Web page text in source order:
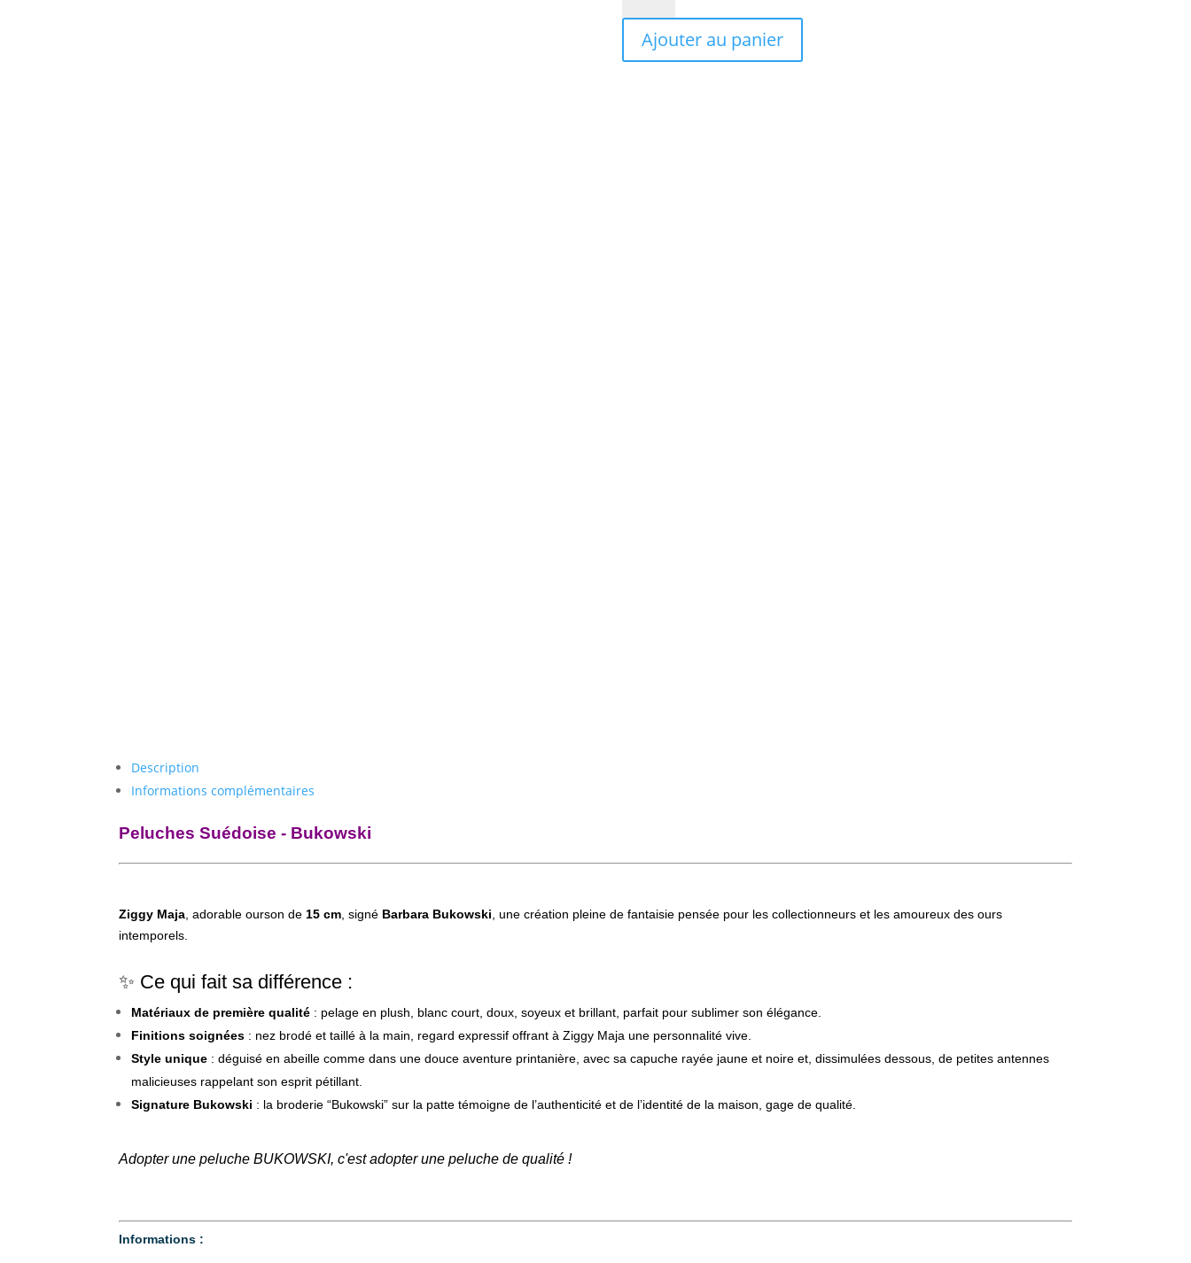
Ziggy
MajaAjouter au panier
Description
Informations complémentaires
Peluches Suédoise - Bukowski
Ziggy Maja, adorableourson de15 cm, signé Barbara Bukowski, une création pleine de fantaisie pensée pour les collectionneurs et les amoureux des ours
intemporels.
✨ Ce qui fait sa différence :
Matériaux de première qualité : pelage en plush, blanc court, doux, soyeux et brillant, parfait pour sublimer son élégance.
Finitions soignées : nez brodéet taillé à la main, regard expressif offrant à Ziggy Maja une personnalité vive.
Style unique : déguisé en abeille comme dans une douce aventure printanière, avec sa capuche rayée jaune et noire et, dissimulées dessous, de petites antennes
malicieuses rappelant son esprit pétillant.
Signature Bukowski : la broderie “Bukowski” sur la patte témoigne de l’authenticité et de l’identité de la maison, gage de qualité.
Adopter une peluche BUKOWSKI, c'est adopter une peluche de qualité !
Informations :